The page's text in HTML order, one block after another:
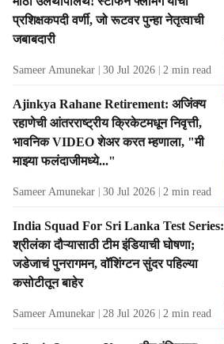
प्रशिक्षकपदी वर्णी, जो रूटवर पुन्हा नेतृत्वाची
जबाबदारी
Sameer Amunekar 30 Jul 2026 2 min read
Ajinkya Rahane Retirement: अजिंक्य
रहाणेची आंतरराष्ट्रीय क्रिकेटमधून निवृत्ती,
भावनिक VIDEO शेअर करत म्हणाला, "मी
माझ्या फलंदाजीमध्ये..."
Sameer Amunekar 30 Jul 2026 2 min read
India Squad For Sri Lanka Test Series:
श्रीलंका दौऱ्यासाठी टीम इंडियाची घोषणा;
जडेजाचं पुनरागमन, वॉशिंग्टन सुंदर पहिल्या
कसोटीतून बाहेर
Sameer Amunekar 28 Jul 2026 2 min read